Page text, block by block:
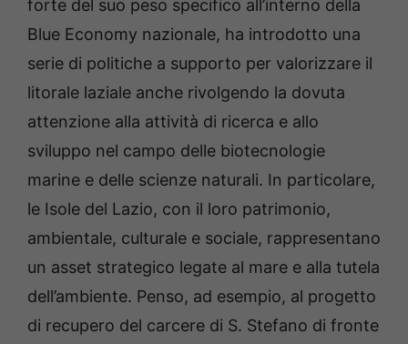
forte del suo peso specifico all’interno della
Blue Economy nazionale, ha introdotto una
serie di politiche a supporto per valorizzare il
litorale laziale anche rivolgendo la dovuta
attenzione alla attività di ricerca e allo
sviluppo nel campo delle biotecnologie
marine e delle scienze naturali. In particolare,
le Isole del Lazio, con il loro patrimonio,
ambientale, culturale e sociale, rappresentano
un asset strategico legate al mare e alla tutela
dell’ambiente. Penso, ad esempio, al progetto
di recupero del carcere di S. Stefano di fronte